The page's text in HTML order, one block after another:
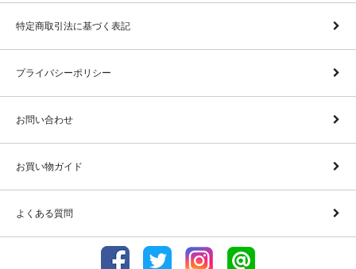
特定商取引法に基づく表記
プライバシーポリシー
お問い合わせ
お買い物ガイド
よくある質問